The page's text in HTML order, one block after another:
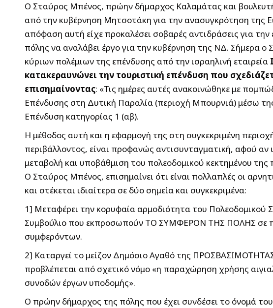
Ο Σταύρος Μπένος, πρώην δήμαρχος Καλαμάτας και
από την κυβέρνηση Μητσοτάκη για την ανασυγκρότηση της
απόφαση αυτή είχε προκαλέσει σοβαρές αντιδράσεις για
πόλης να αναλάβει έργο για την κυβέρνηση της ΝΔ. Σήμερα
κύριων πολέμιων της επένδυσης από την ισραηλινή εταιρεία
κατακεραυνώνει την τουριστική επένδυση που
επισημαίνοντας: «Τις ημέρες αυτές ανακοινώθηκε με
Επένδυσης στη Δυτική Παραλία (περιοχή Μπουρνιά) μέσω
Επένδυση κατηγορίας 1 (αβ).
Η μέθοδος αυτή και η εφαρμογή της στη συγκεκριμένη
περιβάλλοντος, είναι προφανώς αντισυνταγματική, αφού αν
μεταβολή και υποβάθμιση του πολεοδομικού κεκτημένου της
Ο Σταύρος Μπένος, επισημαίνει ότι είναι πολλαπλές οι
και στέκεται ιδιαίτερα σε δύο σημεία και συγκεκριμένα:
1] Μεταφέρει την κορυφαία αρμοδιότητα του Πολεοδομικού
Συμβούλιο που εκπροσωπούν ΤΟ ΣΥΜΦΕΡΟΝ ΤΗΣ ΠΟΛΗΣ σε
συμφερόντων.
2] Καταργεί το μείζον Δημόσιο Αγαθό της
προβλέπεται από σχετικό νόμο «η παραχώρηση χρήσης
συνοδών έργων υποδομής».
Ο πρώην δήμαρχος της πόλης που έχει συνδέσει το όνομά